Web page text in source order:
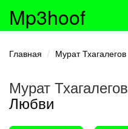
Mp3hoof
Главная Мурат Тхагалегов
Мурат Тхагалегов
Любви